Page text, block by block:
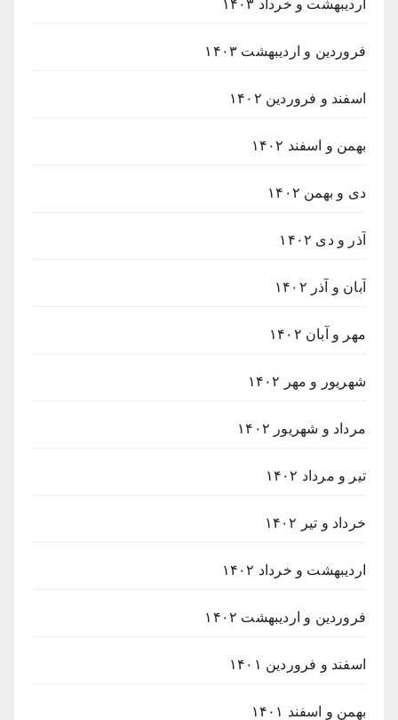
اردیبهشت و خرداد ۱۴۰۳
فروردین و اردیبهشت ۱۴۰۳
اسفند و فروردین ۱۴۰۲
بهمن و اسفند ۱۴۰۲
دی و بهمن ۱۴۰۲
آذر و دی ۱۴۰۲
آبان و آذر ۱۴۰۲
مهر و آبان ۱۴۰۲
شهریور و مهر ۱۴۰۲
مرداد و شهریور ۱۴۰۲
تیر و مرداد ۱۴۰۲
خرداد و تیر ۱۴۰۲
اردیبهشت و خرداد ۱۴۰۲
فروردین و اردیبهشت ۱۴۰۲
اسفند و فروردین ۱۴۰۱
بهمن و اسفند ۱۴۰۱